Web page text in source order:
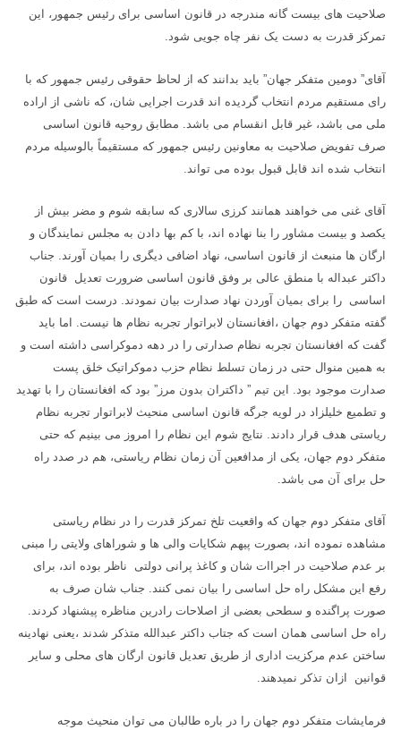
صلاحیت های بیست گانه مندرجه در قانون اساسی برای رئیس جمهور، این
تمرکز قدرت به دست یک نفر چاه جویی شود.
آقای” دومین متفکر جهان” باید بدانند که از لحاظ حقوقی رئیس جمهور که با
رای مستقیم مردم انتخاب گردیده اند قدرت اجرایی شان، که ناشی از اراده
ملی می باشد، غیر قابل انقسام می باشد. مطابق روحیه قانون اساسی
صرف تفویض صلاحیت به معاونین رئیس جمهور که مستقیماً بالوسیله مردم
انتخاب شده اند قابل قبول بوده می تواند.
آقای غنی می خواهند همانند کرزی سالاری که سابقه شوم و مضر بیش از
یکصد و بیست مشاور را بنا نهاده اند، با کم بها دادن به مجلس نمایندگان و
ارگان ها منبعث از قانون اساسی، نهاد اضافی دیگری را بمیان آورند. جناب
داکتر عبداله با منطق عالی بر وفق قانون اساسی ضرورت تعدیل قانون
اساسی را برای بمیان آوردن نهاد صدارت بیان نمودند. درست است که طبق
گفته متفکر دوم جهان ،افغانستان لابراتوار تجربه نظام ها نیست. اما باید
گفت که افغانستان تجربه نظام صدارتی را در دهه دموکراسی داشته است و
به همین منوال حتی در زمان تسلط نظام حزب دموکراتیک خلق پست
صدارت موجود بود. این تیم ” داکتران بدون مرز” بود که افغانستان را با تهدید
و تطمیع خلیلزاد در لویه جرگه قانون اساسی منحیث لابراتوار تجربه نظام
ریاستی هدف قرار دادند. نتایج شوم این نظام را امروز می بینیم که حتی
متفکر دوم جهان، یکی از مدافعین آن زمان نظام ریاستی، هم در صدد راه
حل برای آن می باشد.
آقای متفکر دوم جهان که واقعیت تلخ تمرکز قدرت را در نظام ریاستی
مشاهده نموده اند، بصورت پیهم شکایات والی ها و شوراهای ولایتی را مبنی
بر عدم صلاحیت در اجراات شان و کاغذ پرانی دولتی ناظر بوده اند، برای
رفع این مشکل راه حل اساسی را بیان نمی کنند. جناب شان صرف به
صورت پراگنده و سطحی بعضی از اصلاحات رادرین مناظره پیشنهاد کردند.
راه حل اساسی همان است که جتاب داکتر عبدالله متذکر شدند ،یعنی نهادینه
ساختن عدم مرکزیت اداری از طریق تعدیل قانون ارگان های محلی و سایر
قوانین ازان تذکر نمیدهند.
فرمایشات متفکر دوم جهان را در باره طالبان می توان منحیث موجه